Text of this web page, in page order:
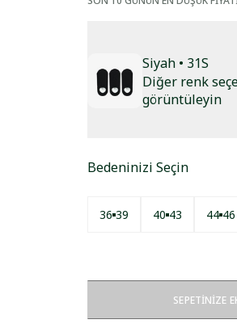
Siyah • 31S
Diğer renk
görüntüleyin
Bedeninizi Seçin
36 39 40 43 44 46
SEPETİNİZE